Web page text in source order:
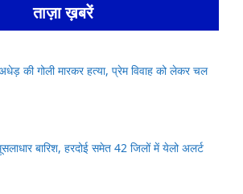
ताज़ा ख़बरें
की गोली मारकर हत्या, प्रेम विवाह को लेकर चल
बारिश, हरदोई समेत 42 जिलों में येलो अलर्ट